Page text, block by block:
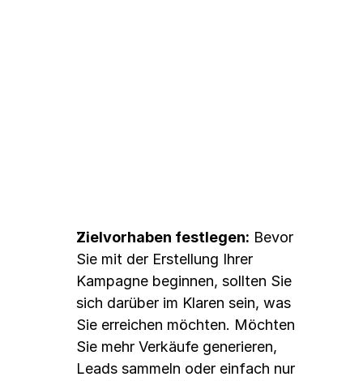
Zielvorhaben festlegen: Bevor
Sie mit der Erstellung Ihrer
Kampagne beginnen, sollten Sie
sich darüber im Klaren sein, was
Sie erreichen möchten. Möchten
Sie mehr Verkäufe generieren,
Leads sammeln oder einfach nur